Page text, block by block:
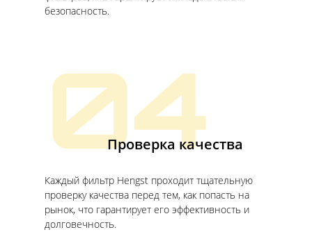
безопасность.
04
Проверка качества
Каждый фильтр Hengst проходит тщательную
проверку качества перед тем, как попасть на
рынок, что гарантирует его эффективность и
долговечность.